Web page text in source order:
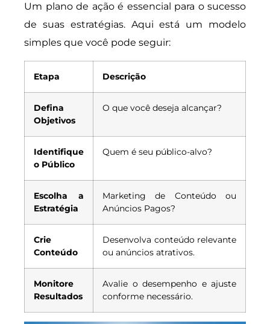
Um plano de ação é essencial para o sucesso
de suas estratégias. Aqui está um modelo
simples que você pode seguir:
Etapa Descrição
Defina
Objetivos
O que você deseja alcançar?
Identifique
o Público
Quem é seu público-alvo?
Escolha a
Estratégia
Marketing de Conteúdo ou
Anúncios Pagos?
Crie
Conteúdo
Desenvolva conteúdo relevante
ou anúncios atrativos.
Monitore
Resultados
Avalie o desempenho e ajuste
conforme necessário.